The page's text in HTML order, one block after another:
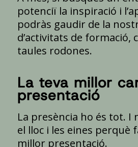
potenciï la inspiració i
podràs gaudir de la
d’activitats de formació,
taules rodones.
La teva millor
presentació
La presència ho és tot. I
el lloc i les eines perquè
millor presentació.